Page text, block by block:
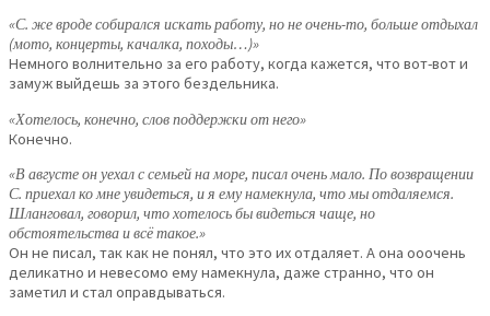
«С. же вроде собирался искать работу, но не очень-то, больше отдыхал
(мото, концерты, качалка, походы…)»
Немного волнительно за его работу, когда кажется, что вот-вот и
замуж выйдешь за этого бездельника.
«Хотелось, конечно, слов поддержки от него»
Конечно.
«В августе он уехал с семьей на море, писал очень мало. По возвращении
С. приехал ко мне увидеться, и я ему намекнула, что мы отдаляемся.
Шланговал, говорил, что хотелось бы видеться чаще, но
обстоятельства и всё такое.»
Он не писал, так как не понял, что это их отдаляет. А она ооочень
деликатно и невесомо ему намекнула, даже странно, что он
заметил и стал оправдываться.